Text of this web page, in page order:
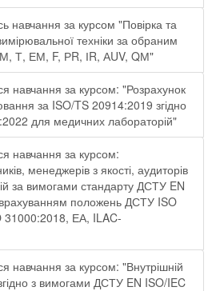
навчання за курсом "Повірка та
техніки за обраним
Т, ЕМ, F, РR, ІR, АUV, QМ"
навчання за курсом: "Розрахунок
за ISO/TS 20914:2019 згідно
для медичних лабораторій"
навчання за курсом:
менеджерів з якості, аудиторів
за вимогами стандарту ДСТУ EN
положень ДСТУ ISO
ЕА, ILAC-
навчання за курсом: "Внутрішній
з вимогами ДСТУ EN ISO/IEC